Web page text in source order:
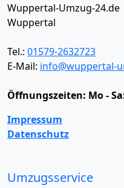
Wuppertal-Umzug-24.de
Wuppertal
Tel.: 01579-2632723
E-Mail: info@wuppertal-
Öffnungszeiten: Mo -
Impressum
Datenschutz
Umzugsservice